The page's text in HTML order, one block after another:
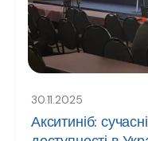
30.11.2025
Акситиніб: